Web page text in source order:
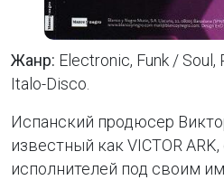
Жанр: Electronic, Funk / Soul,
Italo-Disco.
Испанский продюсер
известный как VICTOR
исполнителей под своим